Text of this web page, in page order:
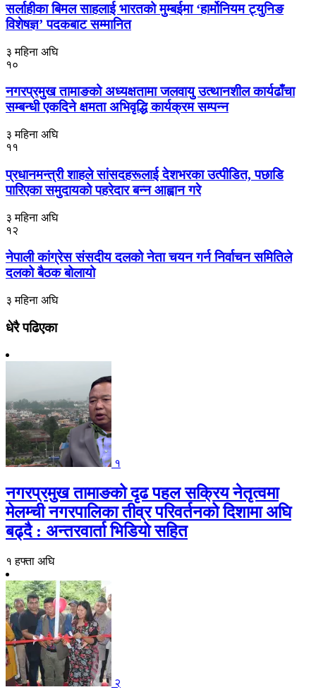
सर्लाहीका बिमल साहलाई भारतको मुम्बईमा ‘हार्मोनियम ट्युनिङ
विशेषज्ञ’ पदकबाट सम्मानित
३ महिना अघि
१०
नगरप्रमुख तामाङको अध्यक्षतामा जलवायु उत्थानशील कार्यढाँचा
सम्बन्धी एकदिने क्षमता अभिवृद्धि कार्यक्रम सम्पन्न
३ महिना अघि
११
प्रधानमन्त्री शाहले सांसदहरूलाई देशभरका उत्पीडित, पछाडि
पारिएका समुदायको पहरेदार बन्न आह्वान गरे
३ महिना अघि
१२
नेपाली कांग्रेस संसदीय दलको नेता चयन गर्न निर्वाचन समितिले
दलको बैठक बोलायो
३ महिना अघि
धेरै पढिएका
१
नगरप्रमुख तामाङको दृढ पहल सक्रिय नेतृत्वमा
मेलम्ची नगरपालिका तीव्र परिवर्तनको दिशामा अघि
बढ्दै : अन्तरवार्ता भिडियो सहित
१ हफ्ता अघि
२